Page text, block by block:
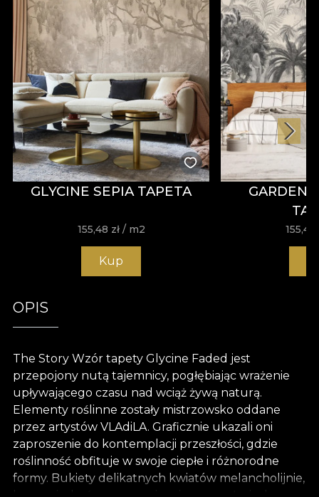
GLYCINE SEPIA TAPETA
155,48 zł / m2
Kup
155,48
OPIS
The Story Wzór tapety Glycine Faded jest
przepojony nutą tajemnicy, pogłębiając wrażenie
upływającego czasu nad wciąż żywą naturą.
Elementy roślinne zostały mistrzowsko oddane
przez artystów VLAdiLA. Graficznie ukazali oni
zaproszenie do kontemplacji przeszłości, gdzie
roślinność obfituje w swoje ciepłe i różnorodne
formy. Bukiety delikatnych kwiatów melancholijnie,